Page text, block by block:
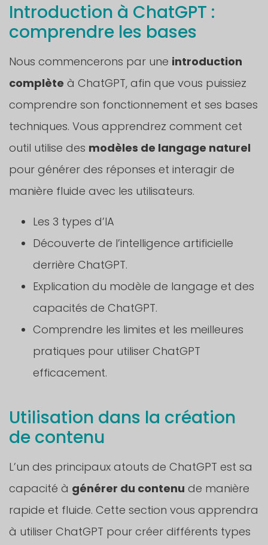
Introduction à ChatGPT :
comprendre les bases
Nous commencerons par une introduction
complète à ChatGPT, afin que vous puissiez
comprendre son fonctionnement et ses bases
techniques. Vous apprendrez comment cet
outil utilise des modèles de langage naturel
pour générer des réponses et interagir de
manière fluide avec les utilisateurs.
Les 3 types d’IA
Découverte de l’intelligence artificielle
derrière ChatGPT.
Explication du modèle de langage et des
capacités de ChatGPT.
Comprendre les limites et les meilleures
pratiques pour utiliser ChatGPT
efficacement.
Utilisation dans la création
de contenu
L’un des principaux atouts de ChatGPT est sa
capacité à générer du contenu de manière
rapide et fluide. Cette section vous apprendra
à utiliser ChatGPT pour créer différents types